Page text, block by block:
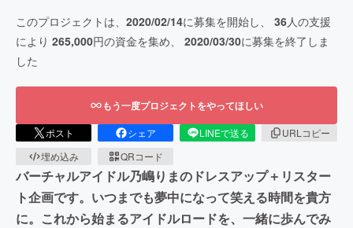
このプロジェクトは、 2020/02/14に募集を開始し、 36人の支援
により 265,000円の資金を集め、 2020/03/30に募集を終了しま
した
もう一度プロジェクトをやってほしい
ポスト シェア LINEで送る
URLコピー
埋め込み
QRコード
バーチャルアイドル乃嶋りまのドレスアップ＋リスター
ト企画です。いつまでも夢中になって笑える時間を貴方
に。これから始まるアイドルロードを、一緒に歩んでみ